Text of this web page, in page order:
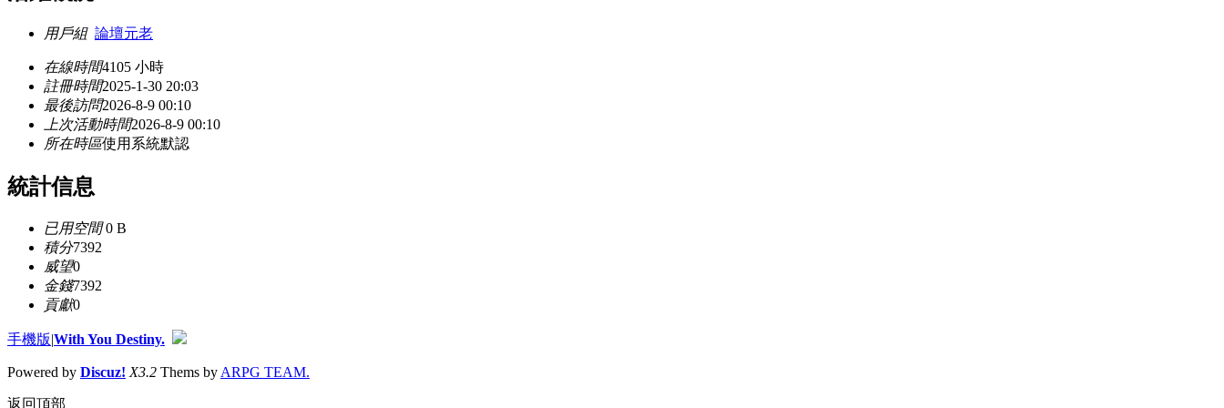
用戶組 論壇元老
在線時間4105 小時
註冊時間2025-1-30 20:03
最後訪問2026-8-9 00:10
上次活動時間2026-8-9 00:10
所在時區使用系統默認
統計信息
已用空間0 B
積分7392
威望0
金錢7392
貢獻0
手機版|With You Destiny.
Powered by Discuz! X3.2 Thems by ARPG TEAM.
返回頂部